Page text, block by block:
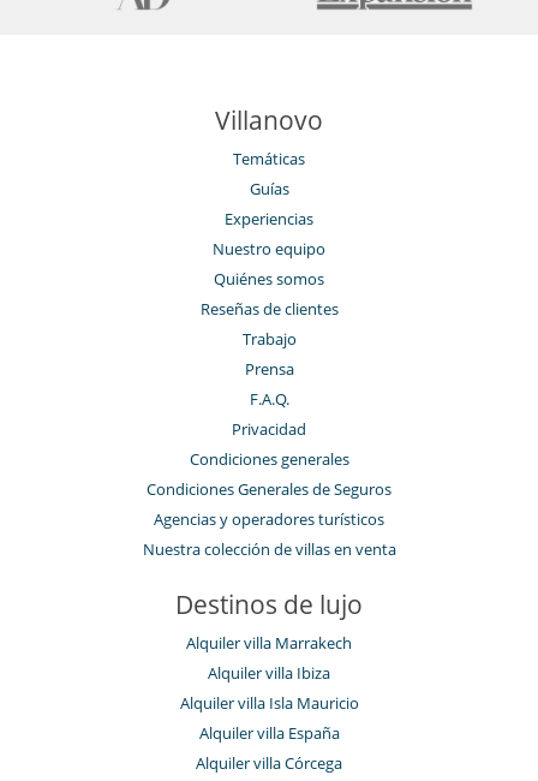
Villanovo
Temáticas
Guías
Experiencias
Nuestro equipo
Quiénes somos
Reseñas de clientes
Trabajo
Prensa
F.A.Q.
Privacidad
Condiciones generales
Condiciones Generales de Seguros
Agencias y operadores turísticos
Nuestra colección de villas en venta
Destinos de lujo
Alquiler villa Marrakech
Alquiler villa Ibiza
Alquiler villa Isla Mauricio
Alquiler villa España
Alquiler villa Córcega